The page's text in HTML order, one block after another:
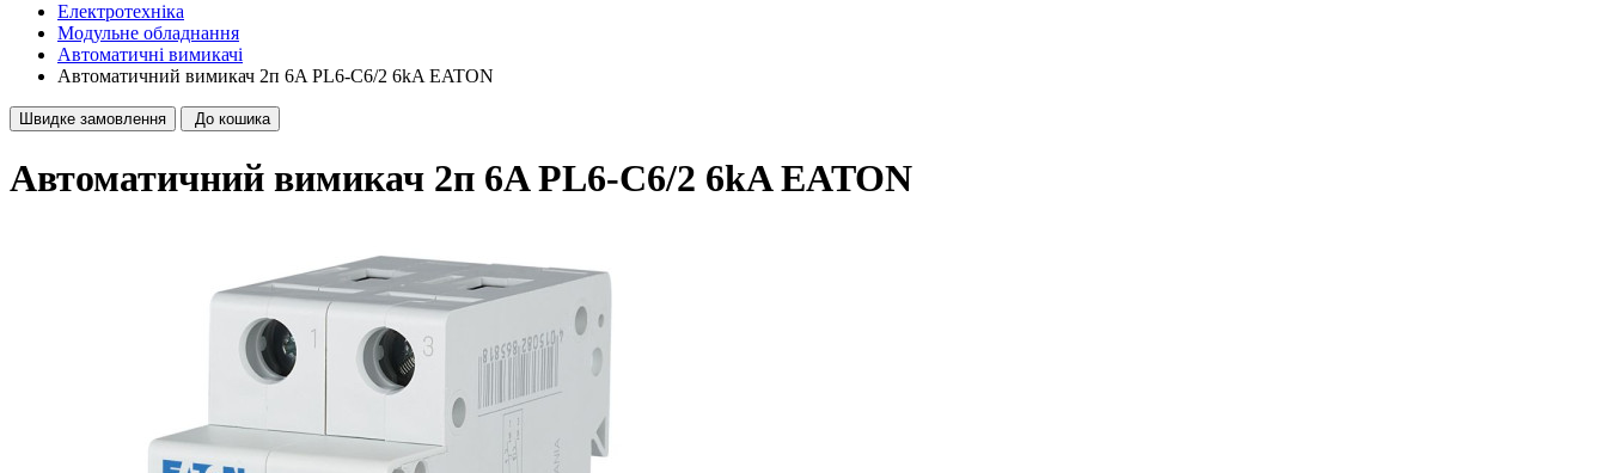
Електротехніка
Модульне обладнання
Автоматичні вимикачі
Автоматичний вимикач 2п 6A PL6-C6/2 6kA EATON
Швидке замовлення До кошика
Автоматичний вимикач 2п 6A PL6-C6/2 6kA EATON